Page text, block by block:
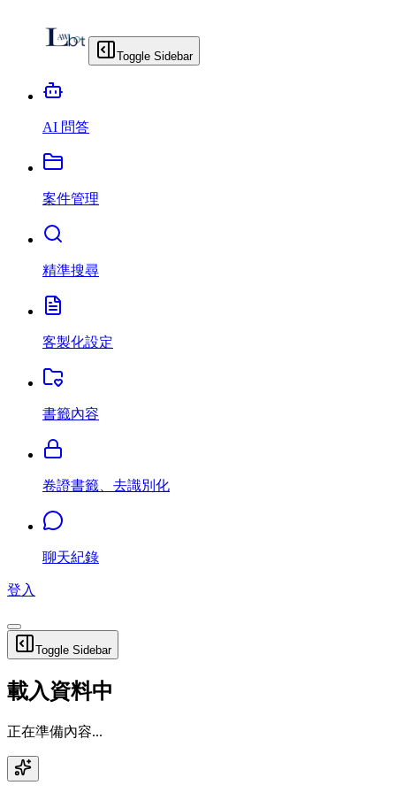
Toggle Sidebar
AI 問答
案件管理
精準搜尋
客製化設定
書籤內容
卷證書籤、去識別化
聊天紀錄
登入
Toggle Sidebar
載入資料中
正在準備內容...